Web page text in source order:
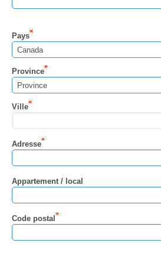
Pays
Canada
Province
Province
Ville
Adresse
Appartement / local
Code postal